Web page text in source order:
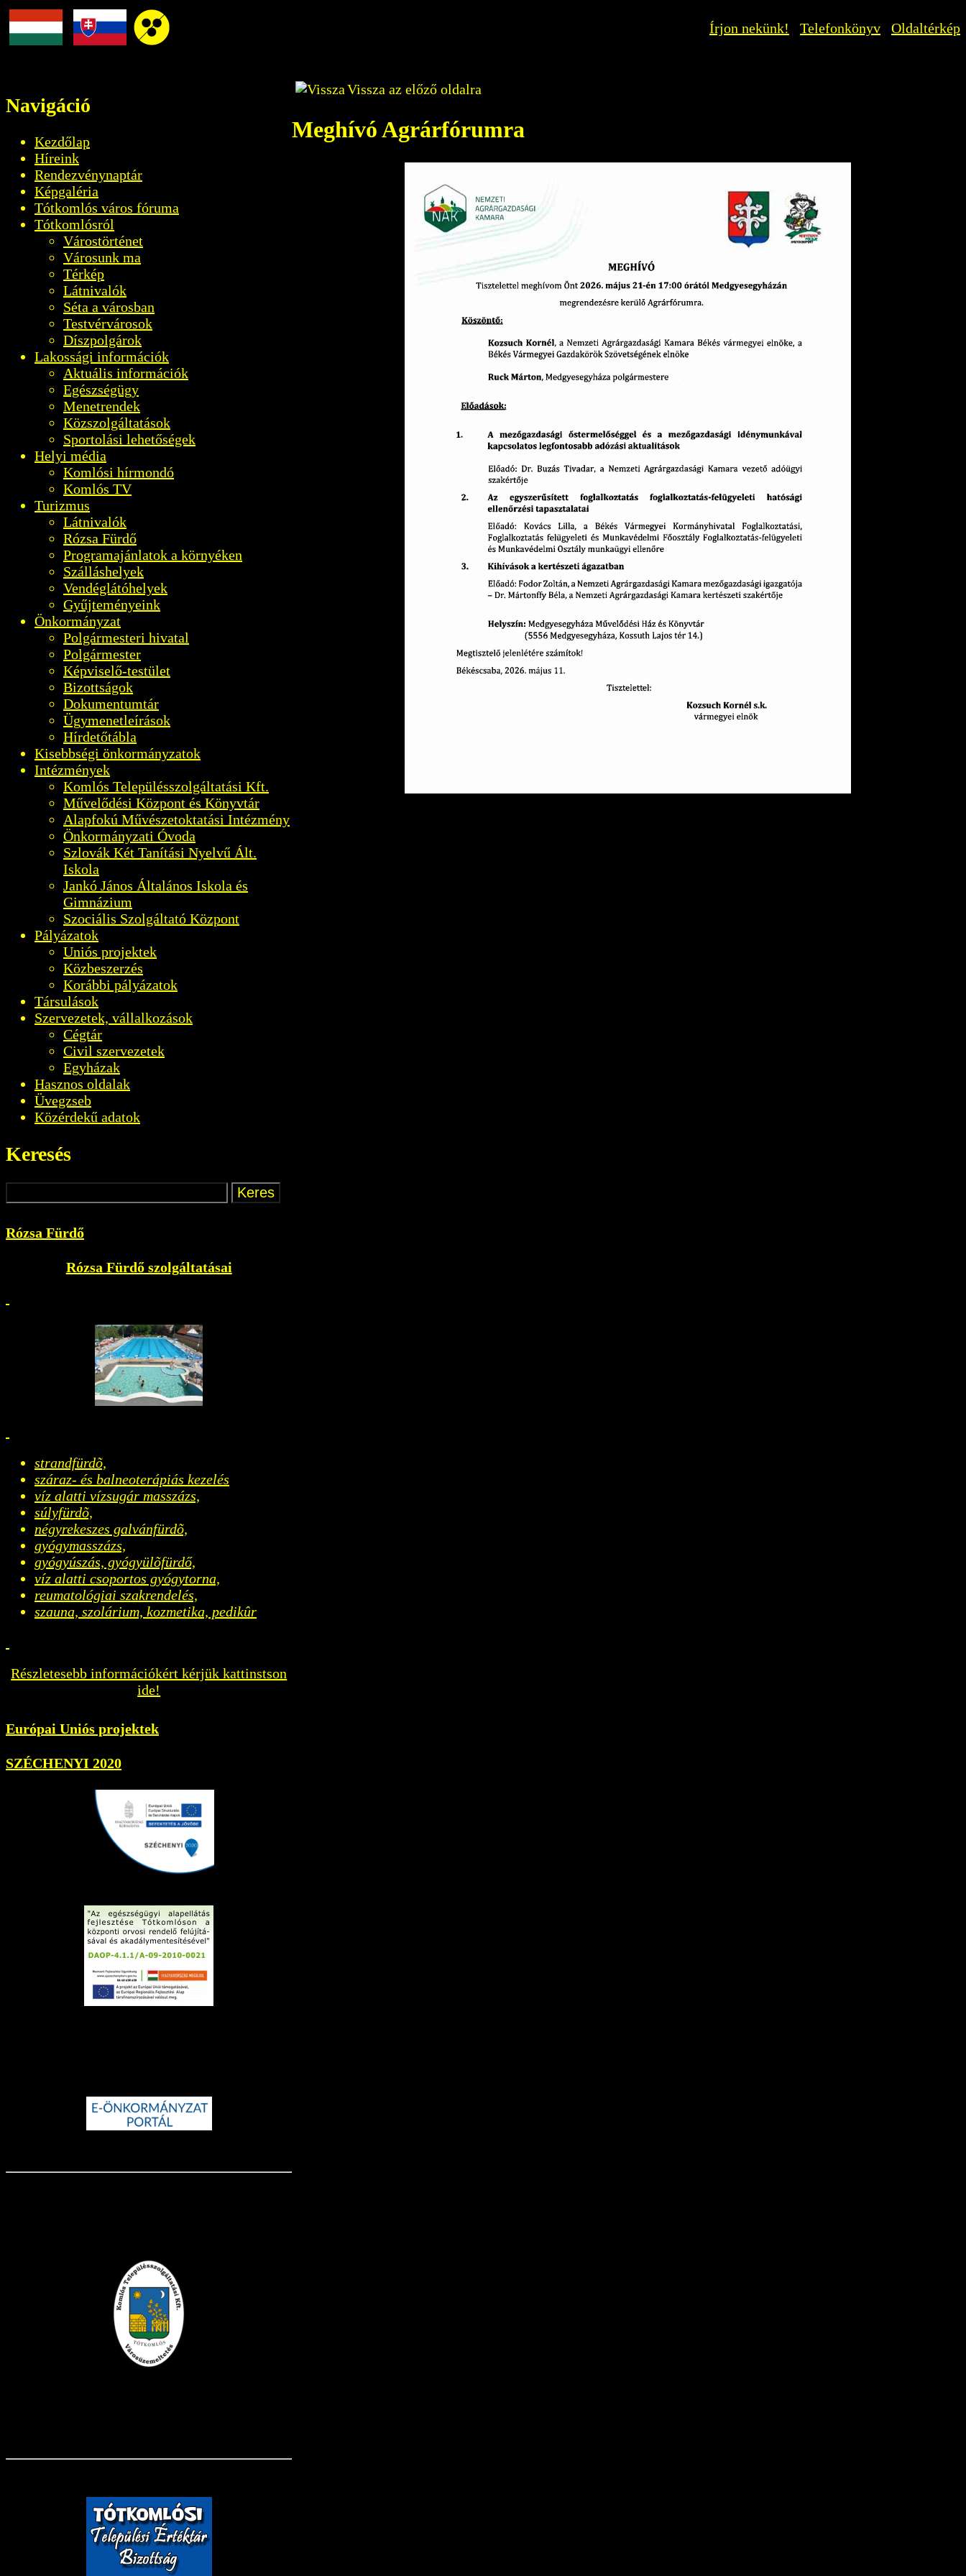
Írjon nekünk! Telefonkönyv Oldaltérkép
Vissza az előző oldalra
Meghívó Agrárfórumra
Navigáció
Kezdőlap
Híreink
Rendezvénynaptár
Képgaléria
Tótkomlós város fóruma
Tótkomlósról
Várostörténet
Városunk ma
Térkép
Látnivalók
Séta a városban
Testvérvárosok
Díszpolgárok
Lakossági információk
Aktuális információk
Egészségügy
Menetrendek
Közszolgáltatások
Sportolási lehetőségek
Helyi média
Komlósi hírmondó
Komlós TV
Turizmus
Látnivalók
Rózsa Fürdő
Programajánlatok a környéken
Szálláshelyek
Vendéglátóhelyek
Gyűjteményeink
Önkormányzat
Polgármesteri hivatal
Polgármester
Képviselő-testület
Bizottságok
Dokumentumtár
Ügymenetleírások
Hírdetőtábla
Kisebbségi önkormányzatok
Intézmények
Komlós Településszolgáltatási Kft.
Művelődési Központ és Könyvtár
Alapfokú Művészetoktatási Intézmény
Önkormányzati Óvoda
Szlovák Két Tanítási Nyelvű Ált.
Iskola
Jankó János Általános Iskola és
Gimnázium
Szociális Szolgáltató Központ
Pályázatok
Uniós projektek
Közbeszerzés
Korábbi pályázatok
Társulások
Szervezetek, vállalkozások
Cégtár
Civil szervezetek
Egyházak
Hasznos oldalak
Üvegzseb
Közérdekű adatok
Keresés
Rózsa Fürdő
Rózsa Fürdő szolgáltatásai
strandfürdõ,
száraz- és balneoterápiás kezelés
víz alatti vízsugár masszázs,
súlyfürdõ,
négyrekeszes galvánfürdõ,
gyógymasszázs,
gyógyúszás, gyógyülõfürdő,
víz alatti csoportos gyógytorna,
reumatológiai szakrendelés,
szauna, szolárium, kozmetika, pedikûr
Részletesebb információkért kérjük kattinstson
ide!
Európai Uniós projektek
SZÉCHENYI 2020